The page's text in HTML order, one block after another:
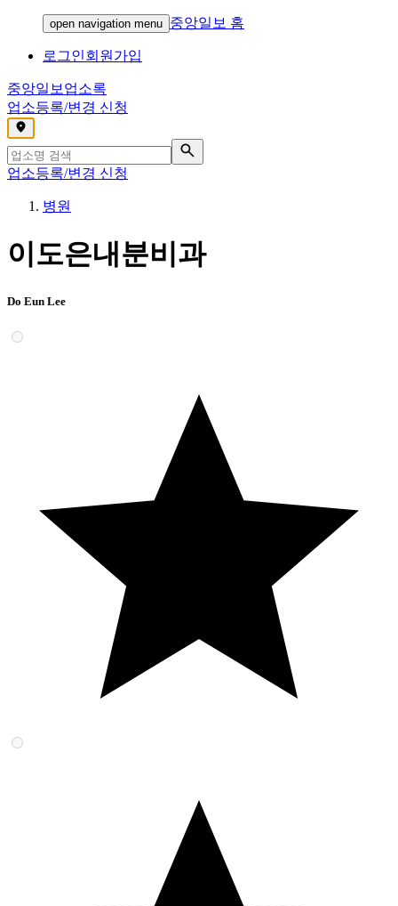
open navigation menu 중앙일보 홈
로그인회원가입
중앙일보 업소록
업소등록/변경 신청
,
업소등록/변경 신청
병원
이도은내분비과
Do Eun Lee